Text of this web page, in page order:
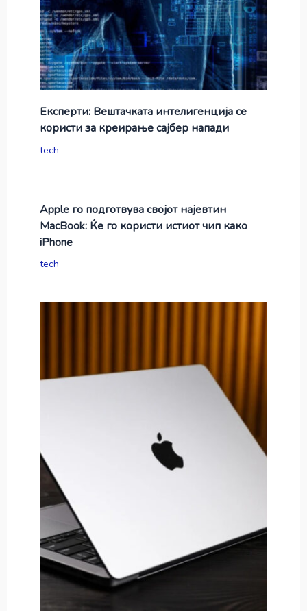
Експерти: Вештачката интелигенција се
користи за креирање сајбер напади
tech
Apple го подготвува својот најевтин
MacBook: Ќе го користи истиот чип како
iPhone
tech